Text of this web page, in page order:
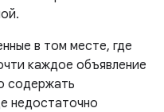
в том месте, где
каждое объявление
содержать
недостаточно